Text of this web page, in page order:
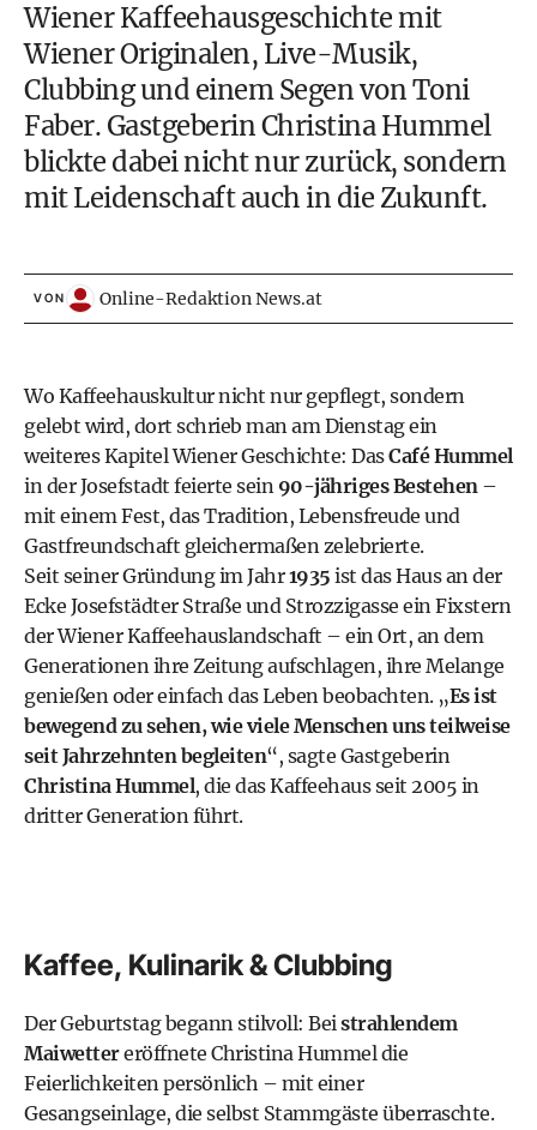
Wiener Kaffeehausgeschichte mit
Wiener Originalen, Live-Musik,
Clubbing und einem Segen von Toni
Faber. Gastgeberin Christina Hummel
blickte dabei nicht nur zurück, sondern
mit Leidenschaft auch in die Zukunft.
VON Online-Redaktion News.at
Wo Kaffeehauskultur nicht nur gepflegt, sondern
gelebt wird, dort schrieb man am Dienstag ein
weiteres Kapitel Wiener Geschichte: DasCafé Hummel
in der Josefstadt feierte sein 90-jähriges Bestehen–
mit einem Fest, das Tradition, Lebensfreude und
Gastfreundschaft gleichermaßen zelebrierte.
Seit seiner Gründung im Jahr1935 ist das Haus an der
Ecke Josefstädter Straße und Strozzigasse ein Fixstern
der Wiener Kaffeehauslandschaft – ein Ort, an dem
Generationen ihre Zeitung aufschlagen, ihre Melange
genießen oder einfach das Leben beobachten. „Es ist
bewegend zu sehen, wie viele Menschen uns teilweise
seit Jahrzehnten begleiten“, sagte Gastgeberin
Christina Hummel, die das Kaffeehaus seit 2005 in
dritter Generation führt.
Kaffee, Kulinarik & Clubbing
Der Geburtstag begann stilvoll: Beistrahlendem
Maiwettereröffnete Christina Hummel die
Feierlichkeiten persönlich – mit einer
Gesangseinlage, die selbst Stammgäste überraschte.